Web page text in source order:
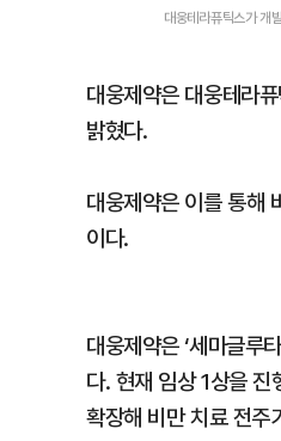
대웅테라퓨틱스가 개
대웅제약은 대웅테라
밝혔다.
대웅제약은 이를 통해
이다.
대웅제약은 ‘세마글루
다. 현재 임상 1상을 진
확장해 비만 치료 전주